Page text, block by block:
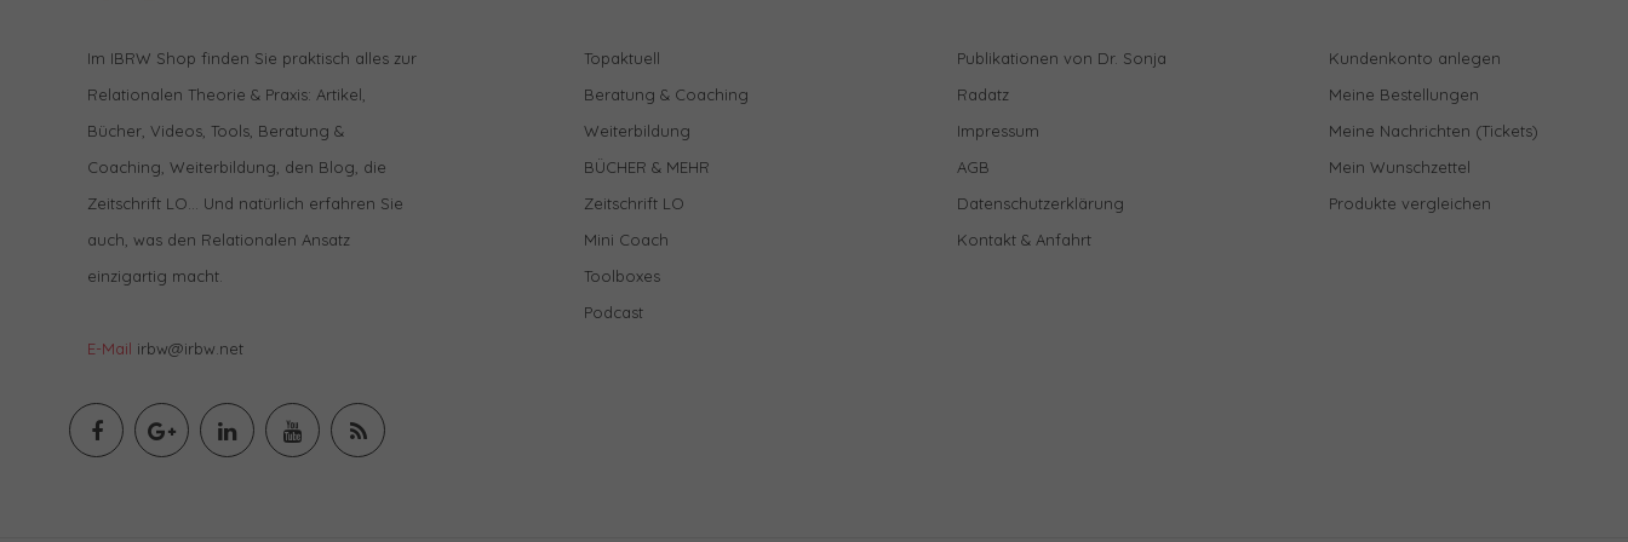
Im IBRW Shop finden Sie praktisch alles zur
Relationalen Theorie & Praxis: Artikel,
Bücher, Videos, Tools, Beratung &
Coaching, Weiterbildung, den Blog, die
Zeitschrift LO… Und natürlich erfahren Sie
auch, was den Relationalen Ansatz
einzigartig macht.
E-Mail irbw@irbw.net
Topaktuell
Beratung & Coaching
Weiterbildung
BÜCHER & MEHR
Zeitschrift LO
Mini Coach
Toolboxes
Podcast
Publikationen von Dr. Sonja
Radatz
Impressum
AGB
Datenschutzerklärung
Kontakt & Anfahrt
Kundenkonto anlegen
Meine Bestellungen
Meine Nachrichten (Tickets)
Mein Wunschzettel
Produkte vergleichen